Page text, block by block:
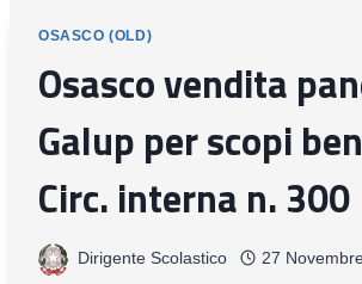
OSASCO (OLD)
Osasco vendita
Galup per scopi
Circ. interna n. 300
Dirigente Scolastico 27